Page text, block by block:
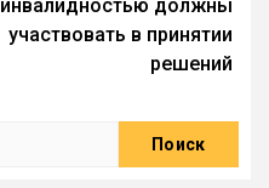
инвалидностью должны
участвовать в принятии
решений